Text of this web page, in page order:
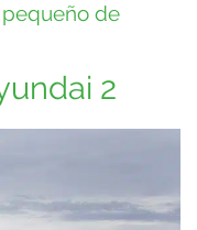
de
2